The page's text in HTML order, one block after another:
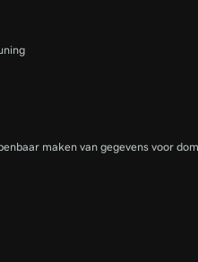
maken van gegevens voor